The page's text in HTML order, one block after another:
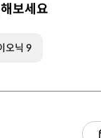
보세요
오닉 9